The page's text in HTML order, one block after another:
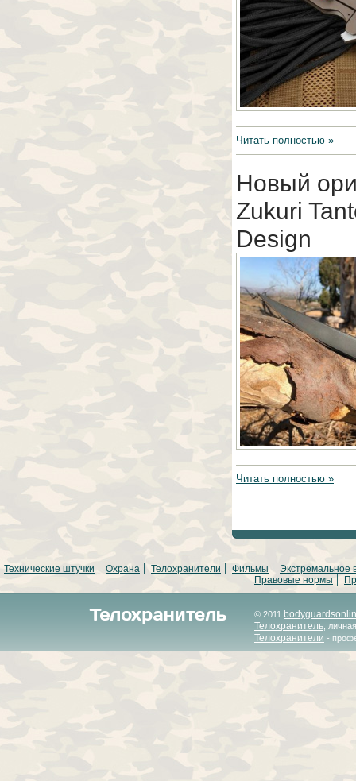
Читать полностью »
Новый
Zukuri
Design
Читать полностью »
Технические штучки Охрана Телохранители Фильмы
Экстремальное
Правовые нормы
© 2011
Телохранитель ,
Телохранители -